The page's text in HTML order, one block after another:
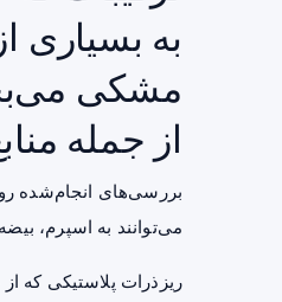
به بسیاری
مشکی
از جمله
بررسی‌های انجام‌شده
می‌توانند به اسپرم،
ریزذرات پلاستیکی که